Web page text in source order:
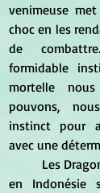
venimeuse
choc en les
de
formidable
mortelle
pouvons,
instinct pour
avec une
en